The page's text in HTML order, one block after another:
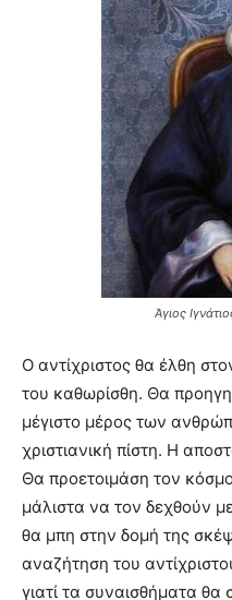
Άγιος
Ο αντίχριστος θα έλθη
του καθωρίσθη. Θα
μέγιστο μέρος των
χριστιανική πίστη. Η
Θα προετοιμάση τον
μάλιστα να τον δεχθούν
θα μπη στην δομή της
αναζήτηση του
γιατί τα συναισθήματα θα